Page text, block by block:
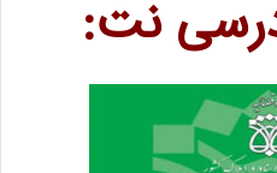
نت: